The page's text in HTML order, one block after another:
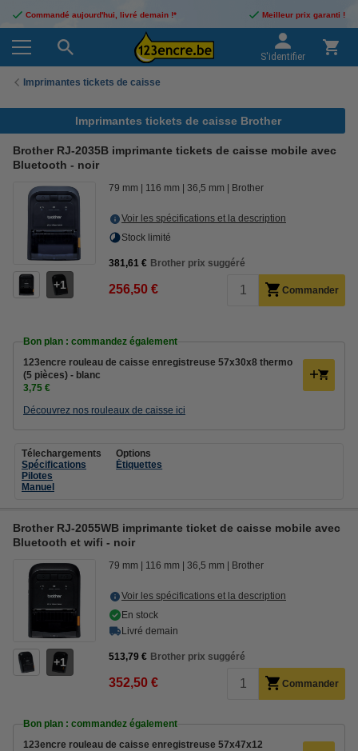
Commandé aujourd'hui, livré demain !* Meilleur prix garanti !
S'identifier
Imprimantes tickets de caisse
Imprimantes tickets de caisse Brother
Brother RJ-2035B imprimante tickets de caisse mobile avec
Bluetooth - noir
1
79 mm 116 mm 36,5 mm Brother
Voir les spécifications et la description
Stock limité
381,61 € Brother prix suggéré
256,50 € Commander
Bon plan : commandez également
123encre rouleau de caisse enregistreuse 57x30x8 thermo
(5 pièces) - blanc
3,75 €
Découvrez nos rouleaux de caisse ici
Télechargements
Spécifications
Pilotes
Manuel
Options
Étiquettes
Brother RJ-2055WB imprimante ticket de caisse mobile avec
Bluetooth et wifi - noir
1
79 mm 116 mm 36,5 mm Brother
Voir les spécifications et la description
En stock
Livré demain
513,79 € Brother prix suggéré
352,50 € Commander
Bon plan : commandez également
123encre rouleau de caisse enregistreuse 57x47x12